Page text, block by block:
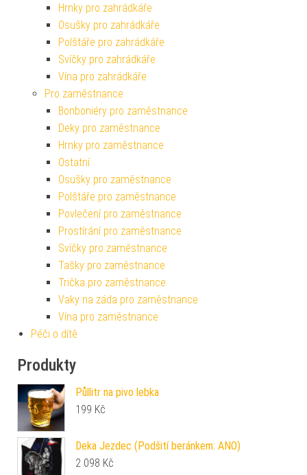
Hrnky pro zahrádkáře
Osušky pro zahrádkáře
Polštáře pro zahrádkáře
Svíčky pro zahrádkáře
Vína pro zahrádkáře
Pro zaměstnance
Bonboniéry pro zaměstnance
Deky pro zaměstnance
Hrnky pro zaměstnance
Ostatní
Osušky pro zaměstnance
Polštáře pro zaměstnance
Povlečení pro zaměstnance
Prostírání pro zaměstnance
Svíčky pro zaměstnance
Tašky pro zaměstnance
Trička pro zaměstnance
Vaky na záda pro zaměstnance
Vína pro zaměstnance
Péči o dítě
Produkty
Půllitr na pivo lebka
199 Kč
Deka Jezdec (Podšití beránkem: ANO)
2 098 Kč